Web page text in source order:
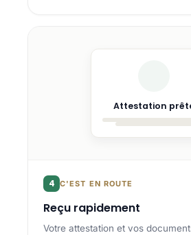
Attestation
4 C'EST EN ROUTE
Reçu rapidement
Votre attestation et vos